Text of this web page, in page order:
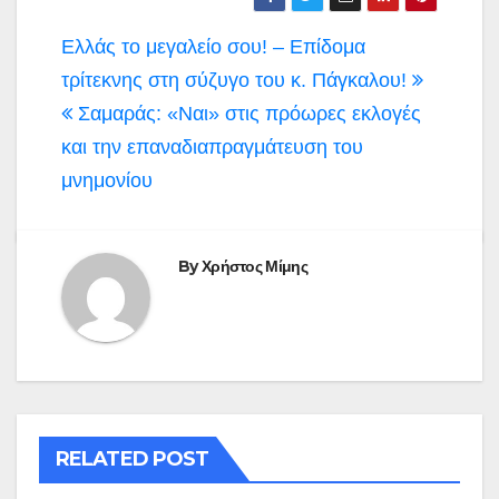
Πλοήγηση
άρθρων
Ελλάς το μεγαλείο σου! – Επίδομα
τρίτεκνης στη σύζυγο του κ. Πάγκαλου!
Σαμαράς: «Ναι» στις πρόωρες εκλογές
και την επαναδιαπραγμάτευση του
μνημονίου
ByΧρήστος Μίμης
RELATED POST